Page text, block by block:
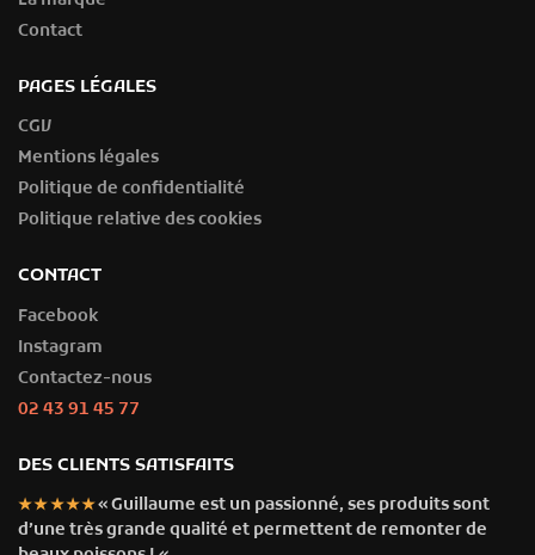
Contact
PAGES LÉGALES
CGV
Mentions légales
Politique de confidentialité
Politique relative des cookies
CONTACT
Facebook
Instagram
Contactez-nous
02 43 91 45 77
DES CLIENTS SATISFAITS
★★★★★« Guillaume est un passionné, ses produits sont
d’une très grande qualité et permettent de remonter de